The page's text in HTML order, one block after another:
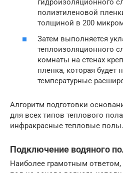
гидроизоляционного
полиэтиленовой
толщиной в 200
Затем выполняется
теплоизоляционного
комнаты на стенах
пленка, которая будет
температурные
Алгоритм подготовки
для всех типов теплового
инфракрасные тепловые полы.
Подключение водяного
Наиболее грамотным